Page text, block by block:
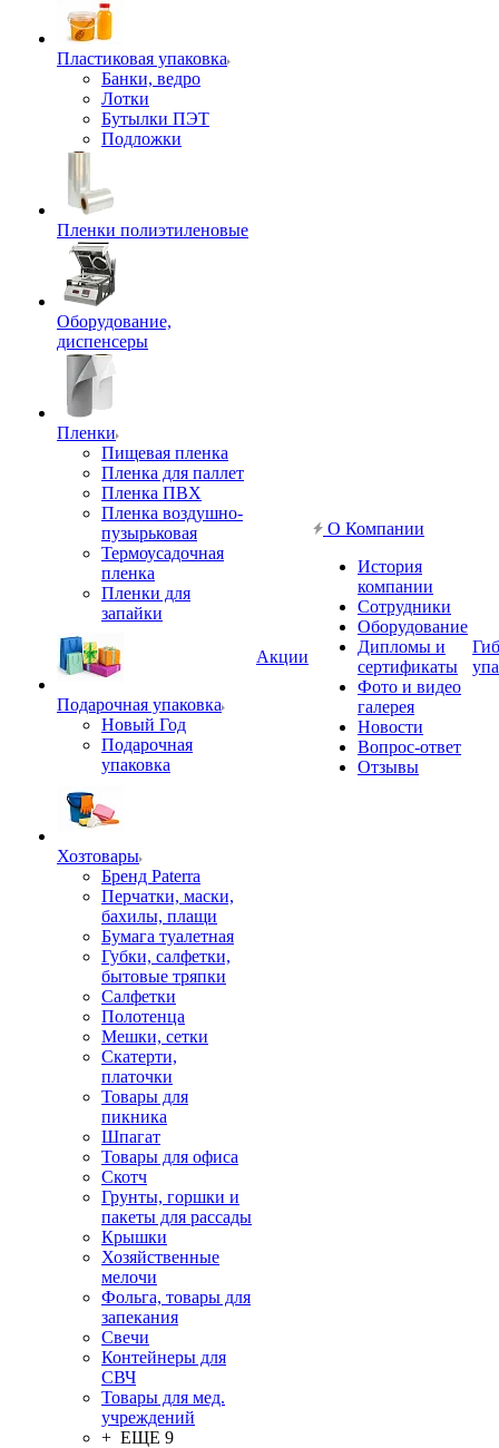
Пластиковая упаковка
Банки, ведро
Лотки
Бутылки ПЭТ
Подложки
Пленки полиэтиленовые
Оборудование,
диспенсеры
Пленки
Пищевая пленка
Пленка для паллет
Пленка ПВХ
Пленка воздушно-
пузырьковая
Термоусадочная
пленка
Пленки для
запайки
Подарочная упаковка
Новый Год
Подарочная
упаковка
Хозтовары
Бренд Paterra
Перчатки, маски,
бахилы, плащи
Бумага туалетная
Губки, салфетки,
бытовые тряпки
Салфетки
Полотенца
Мешки, сетки
Скатерти,
платочки
Товары для
пикника
Шпагат
Товары для офиса
Скотч
Грунты, горшки и
пакеты для рассады
Крышки
Хозяйственные
мелочи
Фольга, товары для
запекания
Свечи
Контейнеры для
СВЧ
Товары для мед.
учреждений
+ ЕЩЕ 9
Акции
О Компании
История
компании
Сотрудники
Оборудование
Дипломы и
сертификаты
Фото и видео
галерея
Новости
Вопрос-ответ
Отзывы